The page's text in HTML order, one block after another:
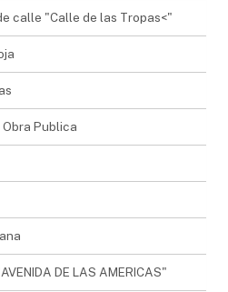
calle "Calle de las Tropas<"
Publica
DE LAS AMERICAS"